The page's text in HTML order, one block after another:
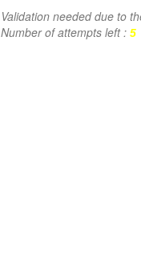
Validation needed due to
Number of attempts left : 5